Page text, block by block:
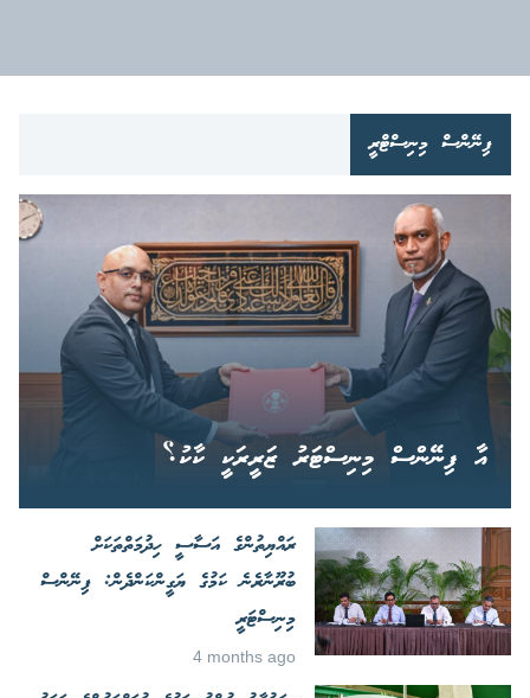
ފިނޭންސް މިނިސްޓްރީ
އާ ފިނޭންސް މިނިސްޓަރު ޒަރީރަކީ ކާކު؟
ރައްޔިތުންގެ އަސާސީ ހިދުމަތްތަކަށް
ބުރޫނާރެނެ ކަމުގެ ޔަގީންކަންދެން: ފިނޭންސް
މިނިސްޓަރީ
4 months ago